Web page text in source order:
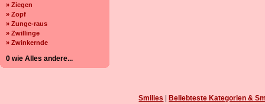
» Ziegen
» Zopf
» Zunge-raus
» Zwillinge
» Zwinkernde
0 wie Alles andere...
Smilies Beliebteste Kategorien &